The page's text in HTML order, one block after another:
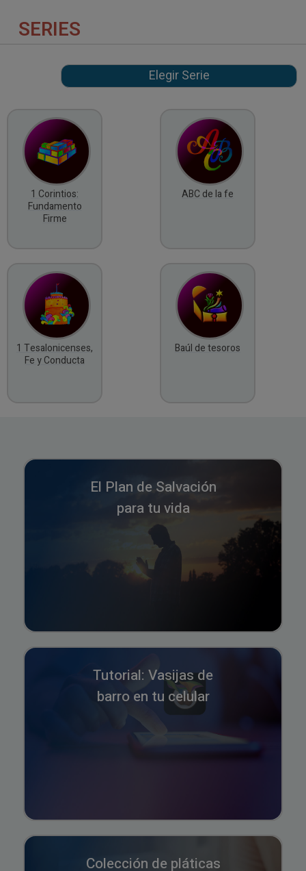
El Plan de Salvación
para tu vida
Tutorial: Vasijas de
barro en tu celular
Colección de pláticas
SERIES
1 Corintios:
Fundamento
Firme
1 Tesalonicenses,
Fe y Conducta
ABC de la fe
Baúl de tesoros